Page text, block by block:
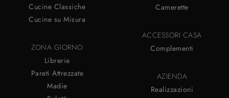
Cucine Classiche
Cucine su Misura
ZONA GIORNO
Librerie
Pareti Attrezzate
Madie
Camerette
ACCESSORI CASA
Complementi
AZIENDA
Realizzazioni